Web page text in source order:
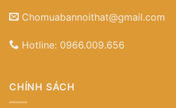
Chomuabannoithat@gmail.com
Hotline: 0966.009.656
CHÍNH SÁCH